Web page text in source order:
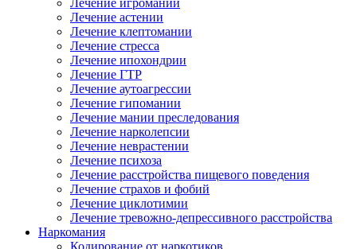
Лечение игромании
Лечение астении
Лечение клептомании
Лечение стресса
Лечение ипохондрии
Лечение ГТР
Лечение аутоагрессии
Лечение гипомании
Лечение мании преследования
Лечение нарколепсии
Лечение неврастении
Лечение психоза
Лечение расстройства пищевого поведения
Лечение страхов и фобий
Лечение циклотимии
Лечение тревожно-депрессивного расстройства
Наркомания
Кодирование от наркотиков